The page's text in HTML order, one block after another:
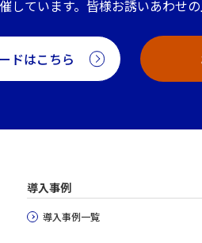
ています。皆様お誘いあわせの
ドはこちら
導入事例
導入事例一覧